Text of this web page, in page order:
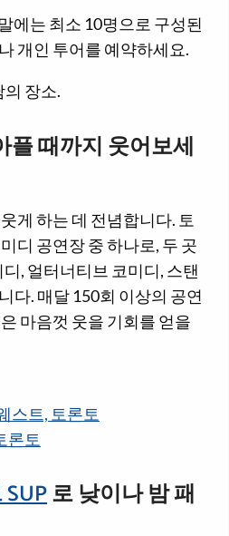
에는 최소 10명으로 구성된
개인 투어를 예약하세요.
장소.
플 때까지 웃어보세
게 하는 데 전념합니다. 토
디 공연장 중 하나로, 두 곳
, 얼터너티브 코미디, 스탠
다. 매달 150회 이상의 공연
마음껏 웃을 기회를 얻을
스트, 토론토
론토
로 낮이나 밤 패